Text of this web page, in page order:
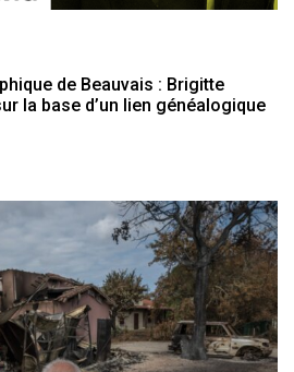
de Beauvais : Brigitte
la base d’un lien généalogique